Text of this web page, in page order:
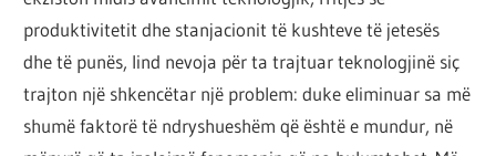
produktivitetit dhe stanjacionit të kushteve të jetesës
dhe të punës, lind nevoja për ta trajtuar teknologjinë siç
trajton një shkencëtar një problem: duke eliminuar sa më
shumë faktorë të ndryshueshëm që është e mundur, në